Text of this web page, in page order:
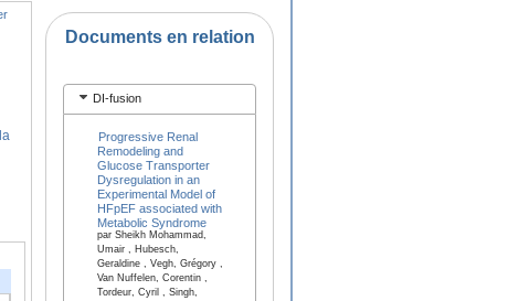
Documents en relation
DI-fusion
Progressive Renal
Remodeling and
Glucose Transporter
Dysregulation in an
Experimental Model of
HFpEF associated with
Metabolic Syndrome
par Sheikh Mohammad,
Umair , Hubesch,
Geraldine , Vegh, Grégory ,
Van Nuffelen, Corentin ,
Tordeur, Cyril , Singh,